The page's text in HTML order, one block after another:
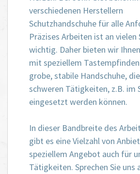
verschiedenen Herstellern
Schutzhandschuhe für alle
Präzises Arbeiten ist an vielen
wichtig. Daher bieten wir
mit speziellem
grobe, stabile Handschuhe,
schweren Tätigkeiten, z.B. im
eingesetzt werden können.
In dieser Bandbreite des
gibt es eine Vielzahl von
speziellem Angebot auch für
Tätigkeiten. Sprechen Sie uns